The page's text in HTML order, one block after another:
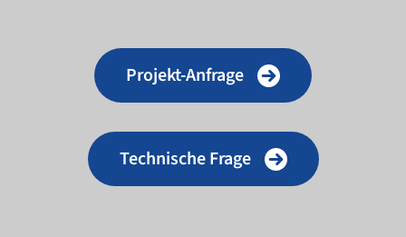
Projekt-​Anfrage
Technische Frage